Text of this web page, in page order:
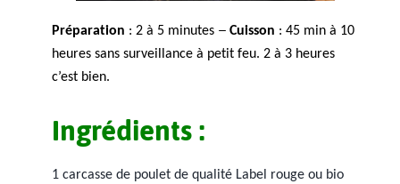
Préparation : 2 à 5 minutes – Cuisson : 45 min à 10
heures sans surveillance à petit feu. 2 à 3 heures
c’est bien.
Ingrédients :
1 carcasse de poulet de qualité Label rouge ou bio